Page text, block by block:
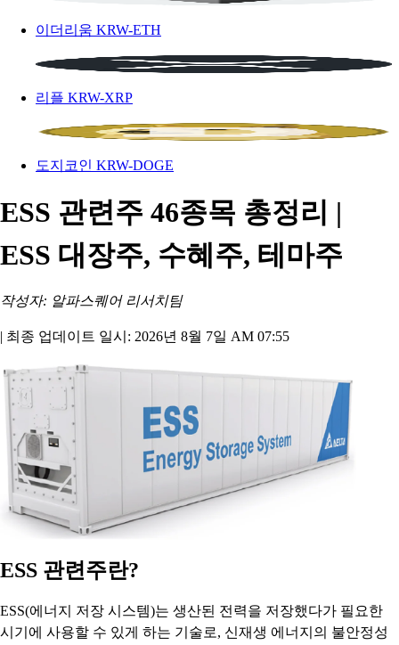
이더리움 KRW-ETH
리플 KRW-XRP
도지코인 KRW-DOGE
ESS 관련주 46종목 총정리 |
ESS 대장주, 수혜주, 테마주
작성자: 알파스퀘어 리서치팀
| 최종 업데이트 일시: 2026년 8월 7일 AM 07:55
ESS 관련주란?
ESS(에너지 저장 시스템)는 생산된 전력을 저장했다가 필요한
시기에 사용할 수 있게 하는 기술로, 신재생 에너지의 불안정성